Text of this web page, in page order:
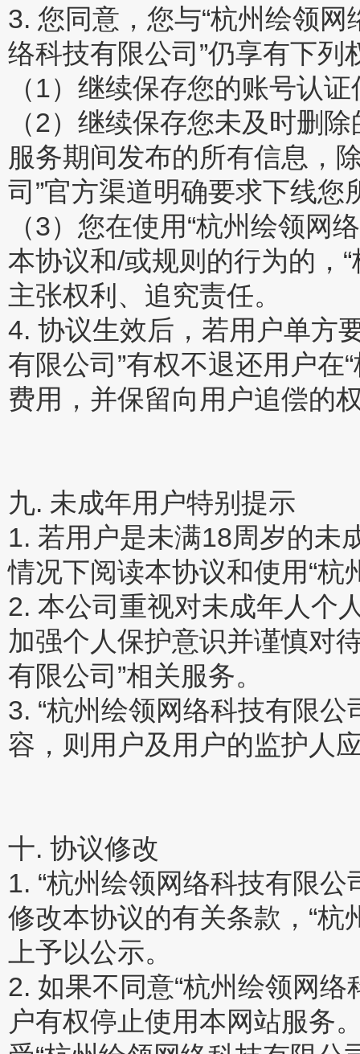
3. 您同意，您与“杭州绘领
络科技有限公司”仍享有下列
（1）继续保存您的账号认
（2）继续保存您未及时删
服务期间发布的所有信息，
司”官方渠道明确要求下线您
（3）您在使用“杭州绘领网
本协议和/或规则的行为的，
主张权利、追究责任。
4. 协议生效后，若用户单方
有限公司”有权不退还用户在
费用，并保留向用户追偿的
九. 未成年用户特别提示
1. 若用户是未满18周岁的未
情况下阅读本协议和使用“杭
2. 本公司重视对未成年人个
加强个人保护意识并谨慎对
有限公司”相关服务。
3. “杭州绘领网络科技有限
容，则用户及用户的监护人
十. 协议修改
1. “杭州绘领网络科技有限
修改本协议的有关条款，“
上予以公示。
2. 如果不同意“杭州绘领网
户有权停止使用本网站服务